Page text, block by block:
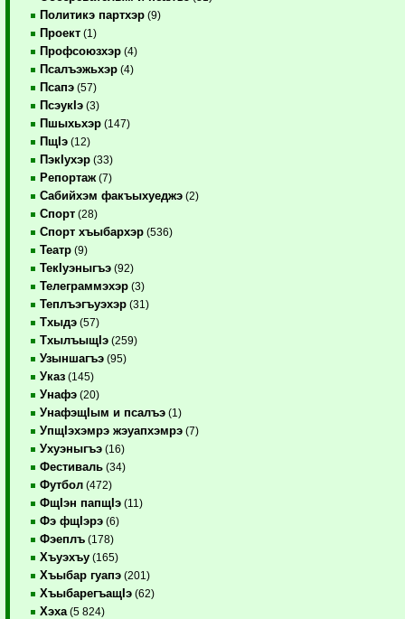
Политикэ партхэр (9)
Проект (1)
Профсоюзхэр (4)
Псалъэжьхэр (4)
Псапэ (57)
ПсэукIэ (3)
Пшыхьхэр (147)
ПщIэ (12)
ПэкIухэр (33)
Репортаж (7)
Сабийхэм факъыхуеджэ (2)
Спорт (28)
Спорт хъыбархэр (536)
Театр (9)
ТекIуэныгъэ (92)
Телеграммэхэр (3)
Теплъэгъуэхэр (31)
Тхыдэ (57)
ТхылъыщIэ (259)
Узыншагъэ (95)
Указ (145)
Унафэ (20)
УнафэщIым и псалъэ (1)
УпщIэхэмрэ жэуапхэмрэ (7)
Ухуэныгъэ (16)
Фестиваль (34)
Футбол (472)
ФщIэн папщIэ (11)
Фэ фщIэрэ (6)
Фэеплъ (178)
Хъуэхъу (165)
Хъыбар гуапэ (201)
ХъыбарегъащIэ (62)
Хэха (5 824)